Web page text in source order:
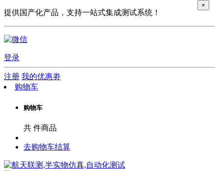
提供国产化产品，支持一站式集成测试系统！
登录
注册 我的优惠劵
购物车
购物车
共 件商品
去购物车结算
×